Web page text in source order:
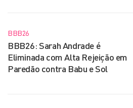
BBB26
BBB26: Sarah Andrade é
Eliminada com Alta Rejeição em
Paredão contra Babu e Sol